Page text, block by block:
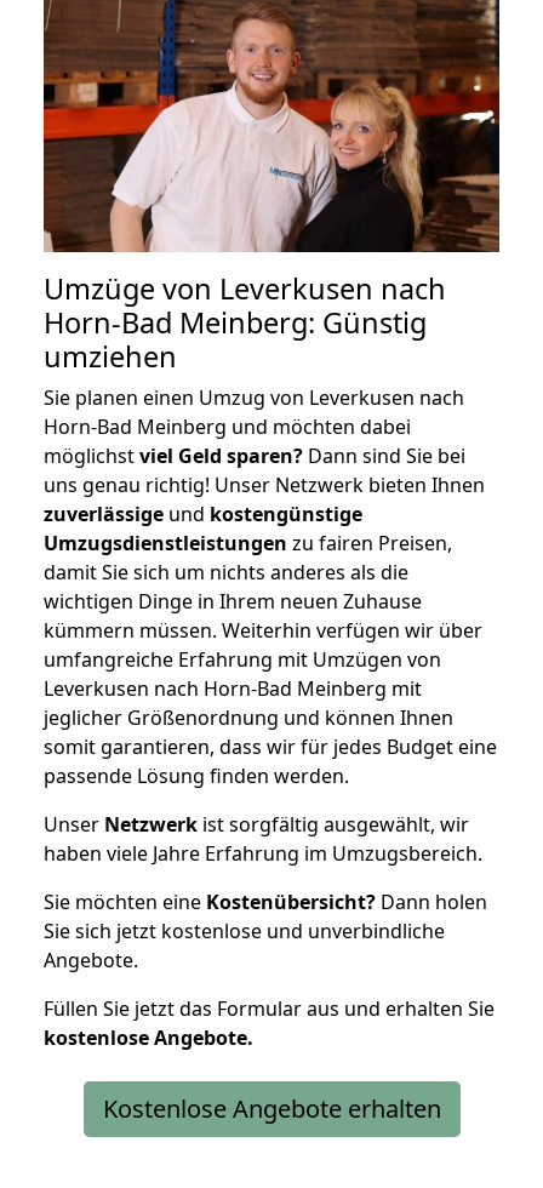
Umzüge von Leverkusen nach
Horn-Bad Meinberg: Günstig
umziehen
Sie planen einen Umzug von Leverkusen nach
Horn-Bad Meinberg und möchten dabei
möglichstviel Geld sparen? Dann sind Sie bei
uns genau richtig! Unser Netzwerk bieten Ihnen
zuverlässige und kostengünstige
Umzugsdienstleistungen zu fairen Preisen,
damit Sie sich um nichts anderes als die
wichtigen Dinge in Ihrem neuen Zuhause
kümmern müssen. Weiterhin verfügen wir über
umfangreiche Erfahrung mit Umzügen von
Leverkusen nach Horn-Bad Meinberg mit
jeglicher Größenordnung und können Ihnen
somit garantieren, dass wir für jedes Budget eine
passende Lösung finden werden.
Unser Netzwerk ist sorgfältig ausgewählt, wir
haben viele Jahre Erfahrung im Umzugsbereich.
Sie möchten eine Kostenübersicht? Dann holen
Sie sich jetzt kostenlose und unverbindliche
Angebote.
Füllen Sie jetzt das Formular aus und erhalten Sie
kostenloseAngebote.
Kostenlose Angebote erhalten